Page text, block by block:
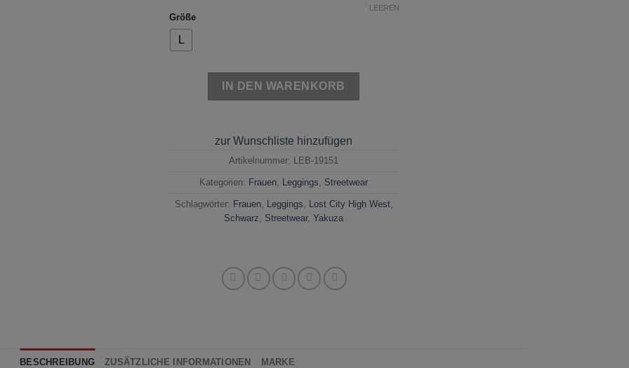
Größe
L
LEEREN
IN DEN WARENKORB
zur Wunschliste hinzufügen
Artikelnummer: LEB-19151
Kategorien: Frauen, Leggings, Streetwear
Schlagwörter: Frauen, Leggings, Lost City High West,
Schwarz, Streetwear, Yakuza
BESCHREIBUNG ZUSÄTZLICHE INFORMATIONEN MARKE